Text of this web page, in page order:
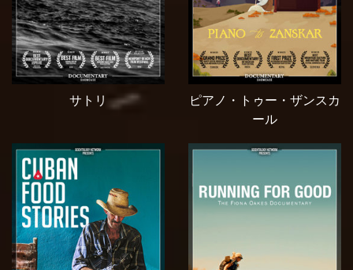
サトリ
ピアノ・トゥー・ザンスカ
ール